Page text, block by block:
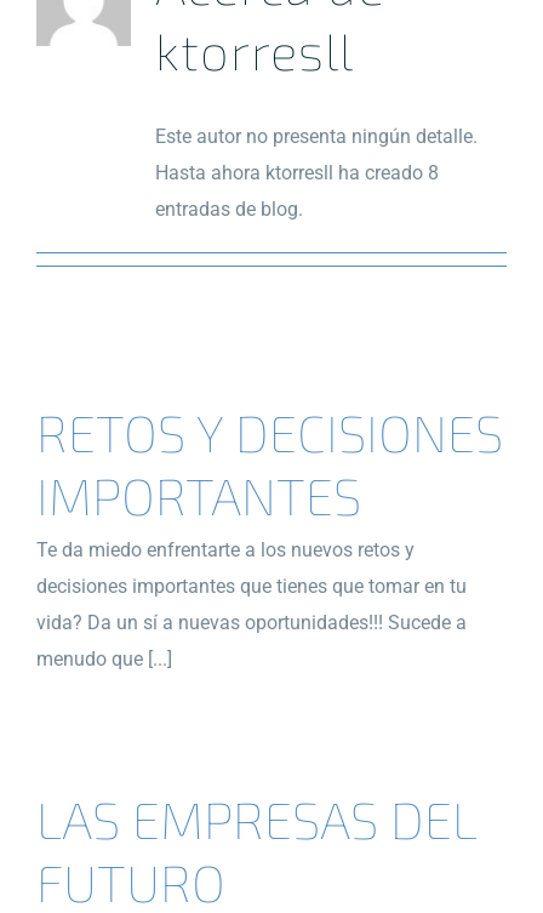
ktorresll
Este autor no presenta ningún detalle.
Hasta ahora ktorresll ha creado 8
entradas de blog.
RETOS Y DECISIONES
IMPORTANTES
Te da miedo enfrentarte a los nuevos retos y
decisiones importantes que tienes que tomar en tu
vida? Da un sí a nuevas oportunidades!!! Sucede a
menudo que [...]
LAS EMPRESAS DEL
FUTURO